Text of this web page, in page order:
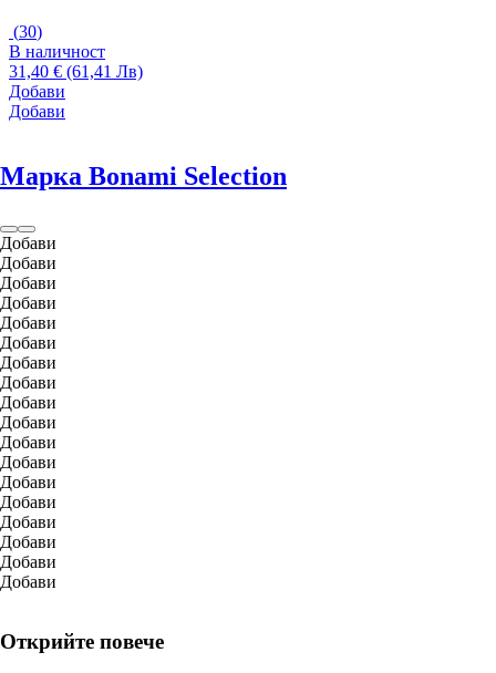
(30)
В наличност
31,40 € (61,41 Лв)
Добави
Добави
Марка Bonami Selection
Добави
Добави
Добави
Добави
Добави
Добави
Добави
Добави
Добави
Добави
Добави
Добави
Добави
Добави
Добави
Добави
Добави
Добави
Открийте повече